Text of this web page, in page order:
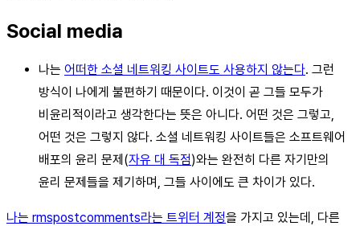
Social media
나는 어떠한 소셜 네트워킹 사이트도 사용하지 않는다. 그런
방식이 나에게 불편하기 때문이다. 이것이 곧 그들 모두가
비윤리적이라고 생각한다는 뜻은 아니다. 어떤 것은 그렇고,
어떤 것은 그렇지 않다. 소셜 네트워킹 사이트들은 소프트웨어
배포의 윤리 문제(자유 대 독점)와는 완전히 다른 자기만의
윤리 문제들을 제기하며, 그들 사이에도 큰 차이가 있다.
나는 rmspostcomments라는 트위터 계정을 가지고 있는데, 다른